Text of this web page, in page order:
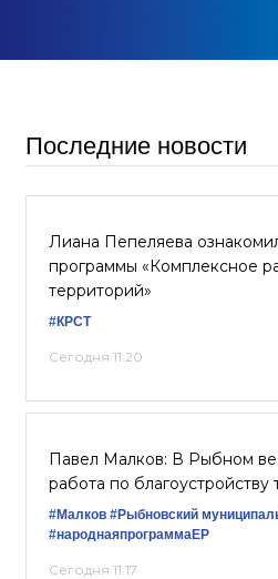
Последние новости
Лиана Пепеляева
программы «Комплексное
территорий»
#КРСТ
Сегодня 11:20
Павел Малков: В Рыбном
работа по благоустройству
#Малков #Рыбновский
#народнаяпрограммаЕР
Сегодня 11:17